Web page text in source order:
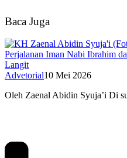
Baca Juga
Perjalanan Iman Nabi Ibrahim
Langit
Advetorial10 Mei 2026
Oleh Zaenal Abidin Syuja’i Di